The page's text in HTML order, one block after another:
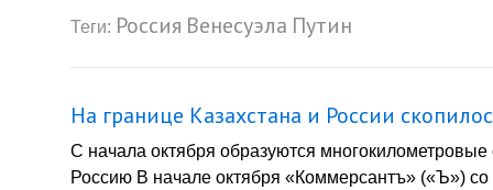
Теги: Россия Венесуэла Путин
На границе Казахстана и России
С начала октября образуются
Россию В начале октября «Коммерсантъ» («Ъ»)